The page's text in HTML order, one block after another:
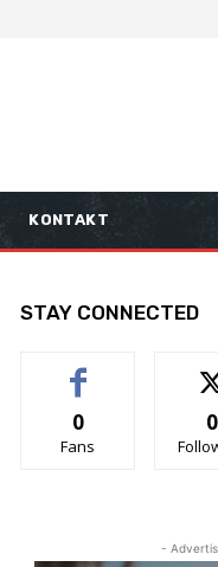
KONTAKT
STAY CONNECTED
0
Fans
0
-